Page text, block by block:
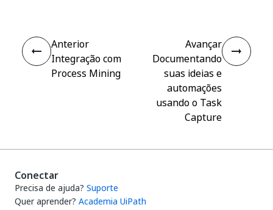
Anterior
Integração com
Process Mining
Avançar
Documentando
suas ideias e
automações
usando o Task
Capture
Conectar
Precisa de ajuda? Suporte
Quer aprender? Academia UiPath